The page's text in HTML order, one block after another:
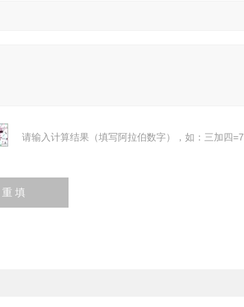
请输入计算结果（填写阿拉伯数字），如：三加四=7